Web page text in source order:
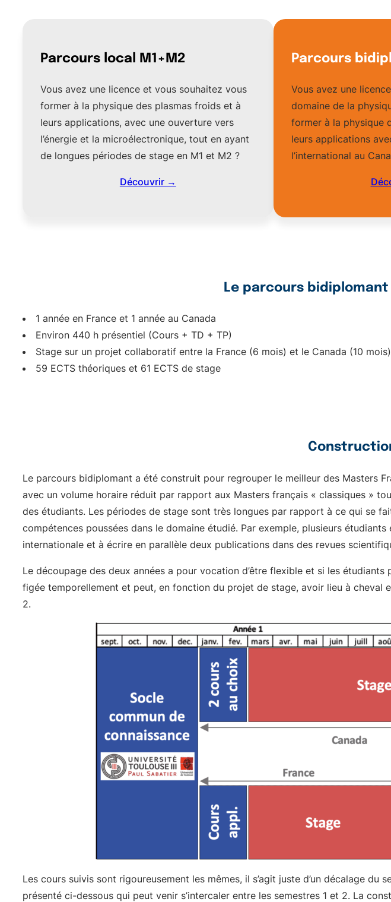
Parcours local M1+M2
Vous avez une licence et vous souhaitez vous
former à la physique des plasmas froids et à
leurs applications, avec une ouverture vers
l’énergie et la microélectronique, tout en ayant
de longues périodes de stage en M1 et M2 ?
Découvrir →
Parcours
Vous avez une
domaine de la
former à la physique
leurs applications
l’international au
Le parcours
1 année en France et 1 année au Canada
Environ 440 h présentiel (Cours + TD + TP)
Stage sur un projet collaboratif entre la France (6 mois) et le Canada (10 mois)
59 ECTS théoriques et 61 ECTS de stage
Le parcours bidiplomant a été construit pour regrouper le meilleur des Masters
avec un volume horaire réduit par rapport aux Masters français « classiques »
des étudiants. Les périodes de stage sont très longues par rapport à ce qui se
compétences poussées dans le domaine étudié. Par exemple, plusieurs
internationale et à écrire en parallèle deux publications dans des revues
Le découpage des deux années a pour vocation d’être flexible et si les étudiants
figée temporellement et peut, en fonction du projet de stage, avoir lieu à cheval
2.
Les cours suivis sont rigoureusement les mêmes, il s’agit juste d’un décalage
présenté ci-dessous qui peut venir s’intercaler entre les semestres 1 et 2. La